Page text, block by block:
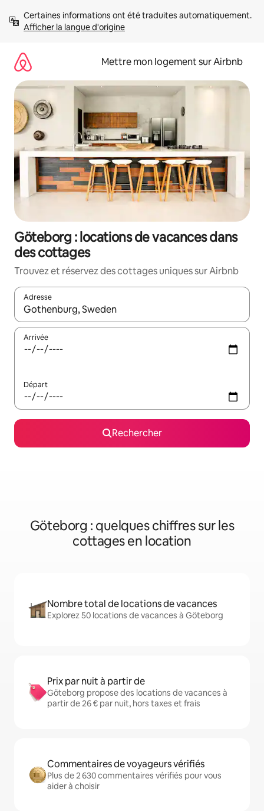
directement
Afficher la langue d'origine
Mettre mon logement sur Airbnb
Göteborg : locations de vacances dans
des cottages
Trouvez et réservez des cottages uniques sur Airbnb
Adresse
Lorsque les résultats s'affichent, utilisez les flèches vers le
Arrivée
Départ
Rechercher
Göteborg : quelques chiffres sur les
cottages en location
Nombre total de locations de vacances
Explorez 50 locations de vacances à Göteborg
Prix par nuit à partir de
Göteborg propose des locations de vacances à
partir de 26 € par nuit, hors taxes et frais
Commentaires de voyageurs vérifiés
Plus de 2 630 commentaires vérifiés pour vous
aider à choisir